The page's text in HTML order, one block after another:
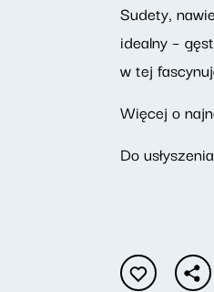
Sudety,
idealny –
w tej
Więcej o
Do